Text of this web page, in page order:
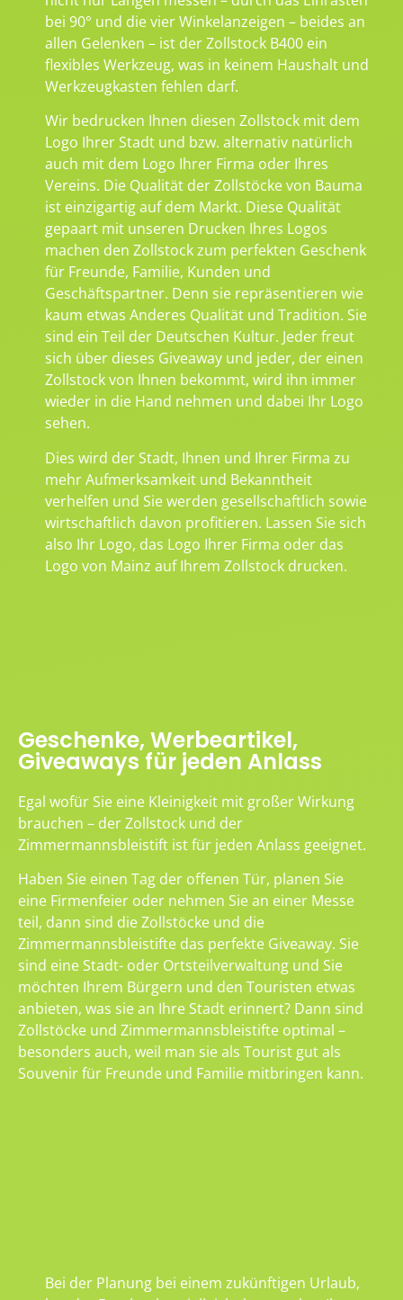
bei 90° und die vier Winkelanzeigen – beides an
allen Gelenken – ist der Zollstock B400 ein
flexibles Werkzeug, was in keinem Haushalt und
Werkzeugkasten fehlen darf.
Wir bedrucken Ihnen diesen Zollstock mit dem
Logo Ihrer Stadt und bzw. alternativ natürlich
auch mit dem Logo Ihrer Firma oder Ihres
Vereins. Die Qualität der Zollstöcke von Bauma
ist einzigartig auf dem Markt. Diese Qualität
gepaart mit unseren Drucken Ihres Logos
machen den Zollstock zum perfekten Geschenk
für Freunde, Familie, Kunden und
Geschäftspartner. Denn sie repräsentieren wie
kaum etwas Anderes Qualität und Tradition. Sie
sind ein Teil der Deutschen Kultur. Jeder freut
sich über dieses Giveaway und jeder, der einen
Zollstock von Ihnen bekommt, wird ihn immer
wieder in die Hand nehmen und dabei Ihr Logo
sehen.
Dies wird der Stadt, Ihnen und Ihrer Firma zu
mehr Aufmerksamkeit und Bekanntheit
verhelfen und Sie werden gesellschaftlich sowie
wirtschaftlich davon profitieren. Lassen Sie sich
also Ihr Logo, das Logo Ihrer Firma oder das
Logo von Mainz auf Ihrem Zollstock drucken.
Geschenke, Werbeartikel,
Giveaways für jeden Anlass
Egal wofür Sie eine Kleinigkeit mit großer Wirkung
brauchen – der Zollstock und der
Zimmermannsbleistift ist für jeden Anlass geeignet.
Haben Sie einen Tag der offenen Tür, planen Sie
eine Firmenfeier oder nehmen Sie an einer Messe
teil, dann sind die Zollstöcke und die
Zimmermannsbleistifte das perfekte Giveaway. Sie
sind eine Stadt- oder Ortsteilverwaltung und Sie
möchten Ihrem Bürgern und den Touristen etwas
anbieten, was sie an Ihre Stadt erinnert? Dann sind
Zollstöcke und Zimmermannsbleistifte optimal –
besonders auch, weil man sie als Tourist gut als
Souvenir für Freunde und Familie mitbringen kann.
Bei der Planung bei einem zukünftigen Urlaub,